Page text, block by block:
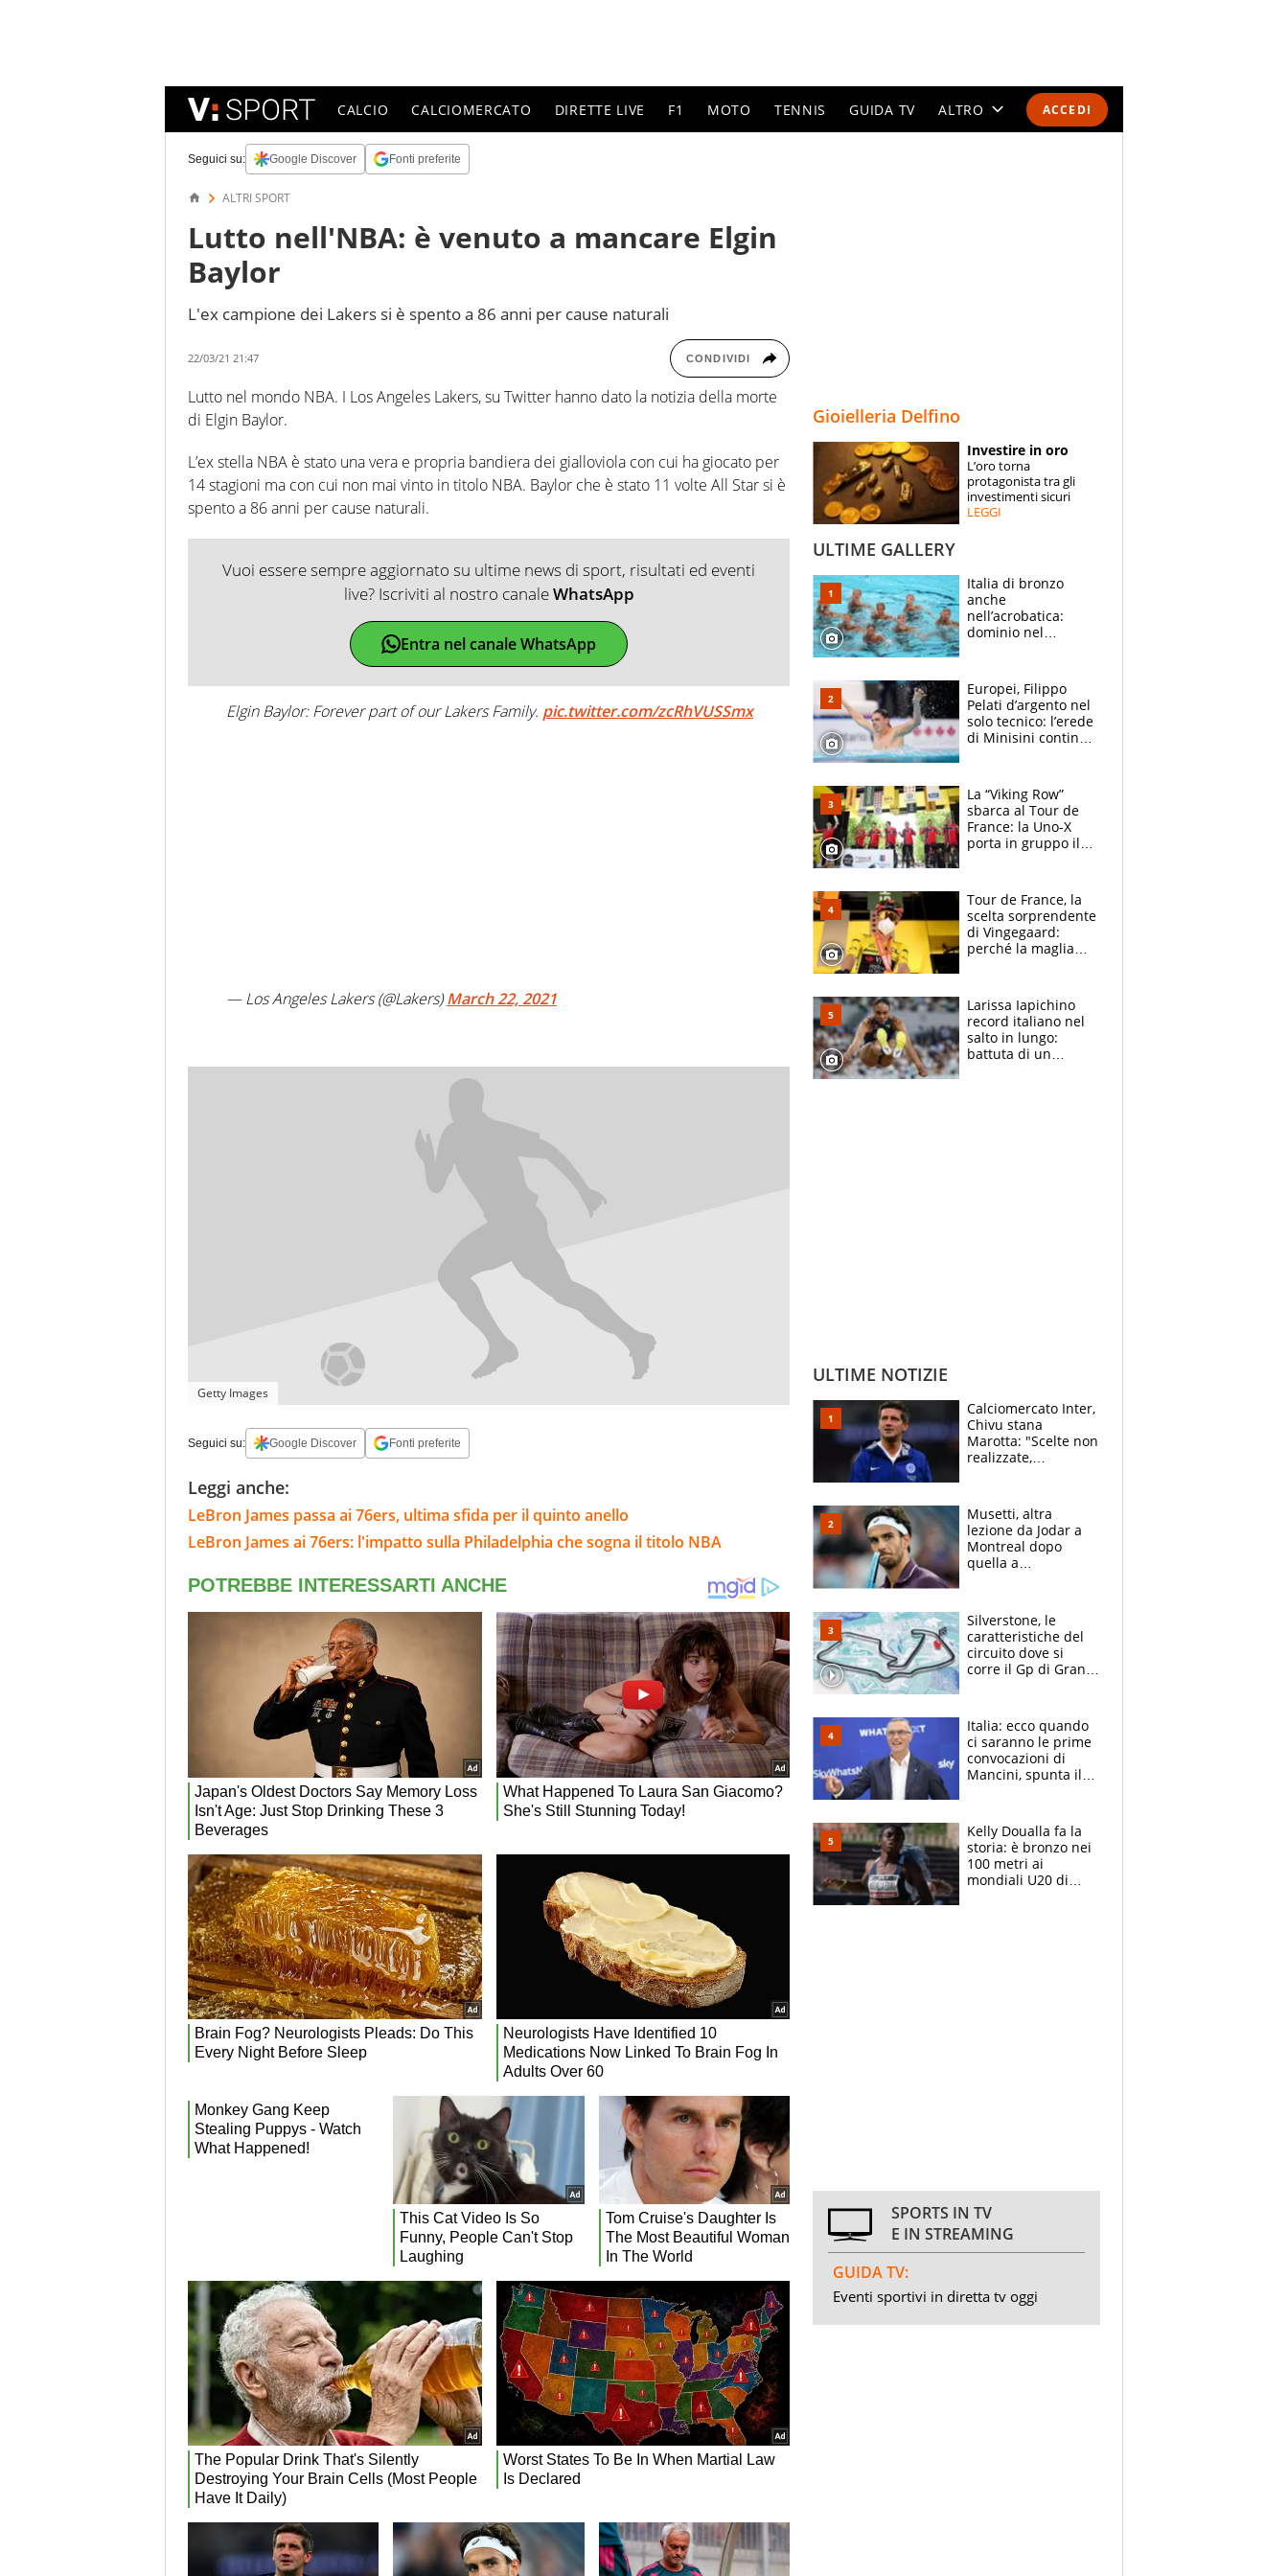
ACCEDI
CALCIO CALCIOMERCATO DIRETTE LIVE F1 MOTO TENNIS GUIDA TV ALTRO
SPECIALI
ESPERTI
Seguici su: Google Discover Fonti preferite
ALTRI SPORT
Lutto nell'NBA: è venuto a mancare Elgin
Baylor
L'ex campione dei Lakers si è spento a 86 anni per cause naturali
22/03/21 21:47 CONDIVIDI
Lutto nel mondo NBA. I Los Angeles Lakers, su Twitter hanno dato la notizia della morte
di Elgin Baylor.
L’ex stella NBA è stato una vera e propria bandiera dei gialloviola con cui ha giocato per
14 stagioni ma con cui non mai vinto in titolo NBA. Baylor che è stato 11 volte All Star si è
spento a 86 anni per cause naturali.
Vuoi essere sempre aggiornato su ultime news di sport, risultati ed eventi
live? Iscriviti al nostro canaleWhatsApp
Entra nel canale WhatsApp
Elgin Baylor: Forever part of our Lakers Family. pic.twitter.com/zcRhVUSSmx
— Los Angeles Lakers (@Lakers)March 22, 2021
Getty Images
Seguici su: Google Discover Fonti preferite
Leggi anche:
LeBron James passa ai 76ers, ultima sfida per il quinto anello
LeBron James ai 76ers: l'impatto sulla Philadelphia che sogna il titolo NBA
Gioielleria Delfino
Investire in oro
L’oro torna
protagonista tra gli
investimenti sicuri
LEGGI
ULTIME GALLERY
Italia di bronzo
anche
nell’acrobatica:
dominio nel
e compagni
continuare
Europei, Filippo
Pelati d’argento nel
solo tecnico: l’erede
di Minisini continua
mirino
La “Viking Row”
sbarca al Tour de
France: la Uno-X
porta in gruppo il
compagni
Tour de France, la
scelta sorprendente
di Vingegaard:
perché la maglia
rischio da evitare
Larissa Iapichino
record italiano nel
salto in lungo:
battuta di un
ULTIME NOTIZIE
Calciomercato Inter,
Chivu stana
Marotta: "Scelte non
realizzate,
squadra"
Musetti, altra
lezione da Jodar a
Montreal dopo
quella a
tutto"
Silverstone, le
caratteristiche del
circuito dove si
corre il Gp di Gran
Italia: ecco quando
ci saranno le prime
convocazioni di
Mancini, spunta il
Kelly Doualla fa la
storia: è bronzo nei
100 metri ai
mondiali U20 di
SPORTS IN TV
E IN STREAMING
GUIDA TV:
Eventi sportivi in diretta tv oggi